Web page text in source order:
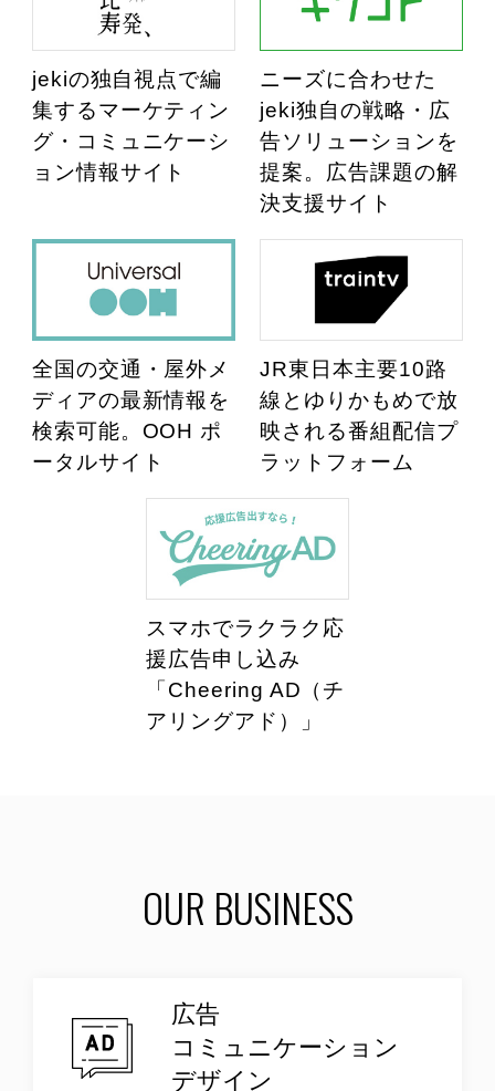
jekiの独自視点で編
集するマーケティン
グ・コミュニケーシ
ョン情報サイト
ニーズに合わせた
jeki独自の戦略・広
告ソリューションを
提案。広告課題の解
決支援サイト
全国の交通・屋外メ
ディアの最新情報を
検索可能。OOH ポ
ータルサイト
JR東日本主要10路
線とゆりかもめで放
映される番組配信プ
ラットフォーム
スマホでラクラク応
援広告申し込み
「Cheering AD（チ
アリングアド）」
OUR BUSINESS
広告
コミュニケーション
デザイン